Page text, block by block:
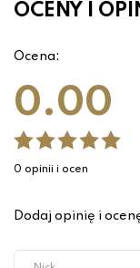
OCENY I
Ocena:
0.00
0 opinii i ocen
Dodaj opinię i